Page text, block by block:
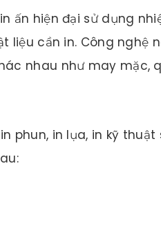
ấn hiện đại sử dụng
liệu cần in. Công nghệ
nhau như may mặc,
phun, in lụa, in kỹ thuật